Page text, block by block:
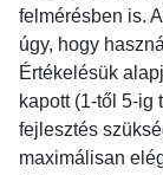
felmérésben is.
úgy, hogy
Értékelésük
kapott (1-től 5-ig
fejlesztés
maximálisan